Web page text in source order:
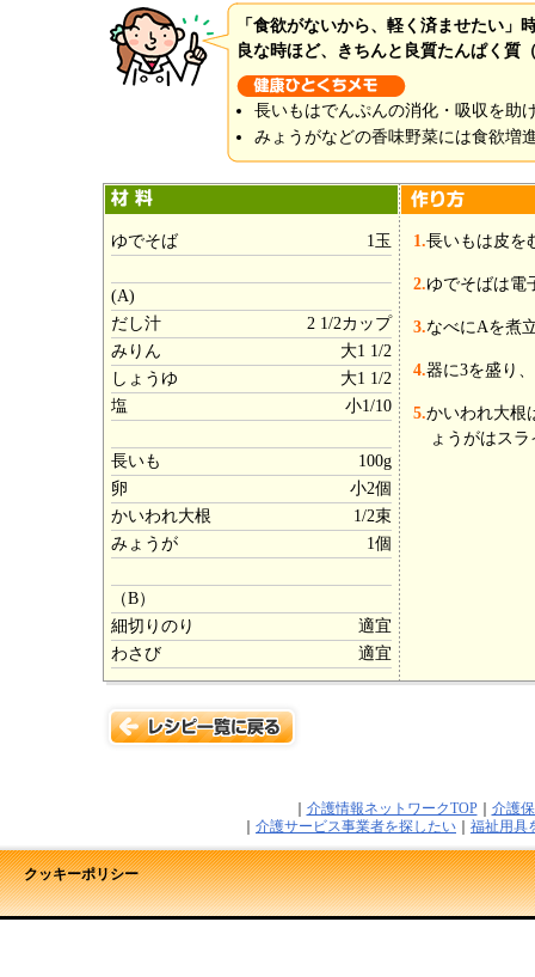
「食欲がないから、軽く済ませたい」
良な時ほど、きちんと良質たんぱく質
長いもはでんぷんの消化・吸収を助
みょうがなどの香味野菜には食欲増
ゆでそば 1玉
(A)
だし汁
2 1/2カップ
みりん
大1 1/2
しょうゆ
大1 1/2
塩
小1/10
長いも
100g
卵
小2個
かいわれ大根
1/2束
みょうが
1個
（B）
細切りのり
適宜
わさび
適宜
1.長いもは皮を
2.ゆでそばは電
3.なべにAを煮
4.器に3を盛り
5.かいわれ大根
ょうがはス
介護情報ネットワークTOP｜ 介護
介護サービス事業者を探したい 福祉用具
クッキーポリシー